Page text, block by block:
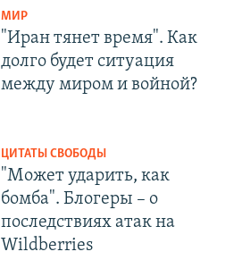
МИР
"Иран тянет время". Как
долго будет ситуация
между миром и войной?
ЦИТАТЫ СВОБОДЫ
"Может ударить, как
бомба". Блогеры – о
последствиях атак на
Wildberries